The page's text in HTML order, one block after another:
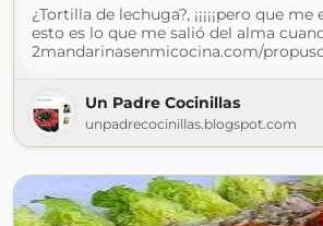
¿Tortilla de lechuga?, ¡¡¡¡¡pero que
esto es lo que me salió del alma
2mandarinasenmicocina.com/
Un Padre Cocinillas
unpadrecocinillas.blogspot.com